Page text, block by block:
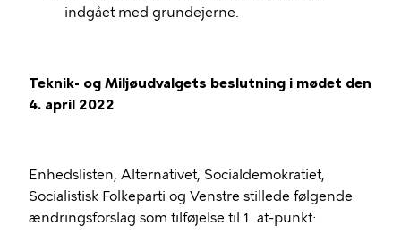
indgået med grundejerne.
Teknik- og Miljøudvalgets beslutning i mødet den
4. april 2022
Enhedslisten, Alternativet, Socialdemokratiet,
Socialistisk Folkeparti og Venstre stillede følgende
ændringsforslag som tilføjelse til 1. at-punkt: